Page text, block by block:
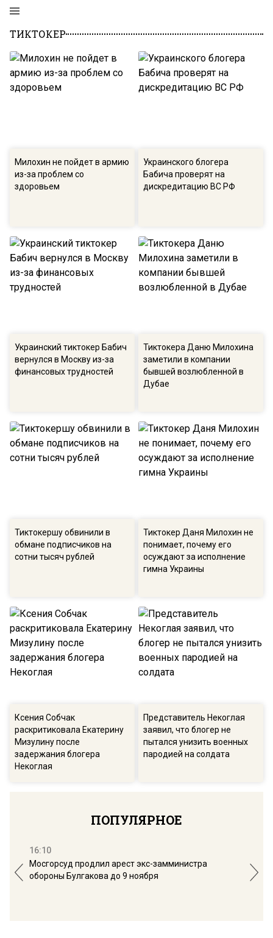
ТИКТОКЕР
Милохин не пойдет в армию
из-за проблем со
здоровьем
Украинского блогера
Бабича проверят на
дискредитацию ВС РФ
Украинский тиктокер Бабич
вернулся в Москву из-за
финансовых трудностей
Тиктокера Даню Милохина
заметили в компании
бывшей возлюбленной в
Дубае
Тиктокершу обвинили в
обмане подписчиков на
сотни тысяч рублей
Тиктокер Даня Милохин не
понимает, почему его
осуждают за исполнение
гимна Украины
Ксения Собчак
раскритиковала Екатерину
Мизулину после
задержания блогера
Некоглая
Представитель Некоглая
заявил, что блогер не
пытался унизить военных
пародией на солдата
ПОПУЛЯРНОЕ
16:10
Мосгорсуд продлил арест экс-замминистра
обороны Булгакова до 9 ноября